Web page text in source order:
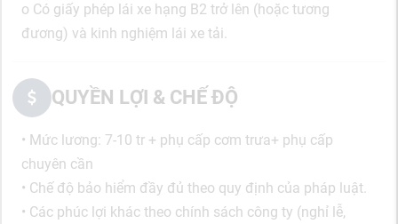
o Có giấy phép lái xe hạng B2 trở lên (hoặc tương
đương) và kinh nghiệm lái xe tải.
QUYỀN LỢI & CHẾ ĐỘ
• Mức lương: 7-10 tr + phụ cấp cơm trưa+ phụ cấp
chuyên cần
• Chế độ bảo hiểm đầy đủ theo quy định của pháp luật.
• Các phúc lợi khác theo chính sách công ty (nghỉ lễ,